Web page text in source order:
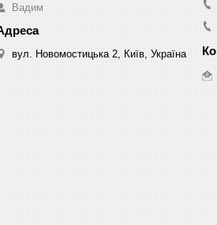
Вадим
вул. Новомостицька 2, Київ, Україна